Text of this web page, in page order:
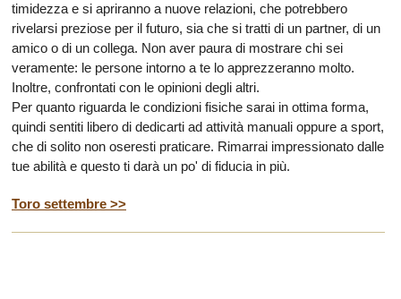
timidezza e si apriranno a nuove relazioni, che potrebbero
rivelarsi preziose per il futuro, sia che si tratti di un partner, di un
amico o di un collega. Non aver paura di mostrare chi sei
veramente: le persone intorno a te lo apprezzeranno molto.
Inoltre, confrontati con le opinioni degli altri.
Per quanto riguarda le condizioni fisiche sarai in ottima forma,
quindi sentiti libero di dedicarti ad attività manuali oppure a sport,
che di solito non oseresti praticare. Rimarrai impressionato dalle
tue abilità e questo ti darà un po' di fiducia in più.
Toro settembre >>